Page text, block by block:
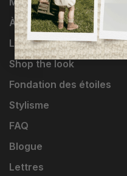
À propos
Livraisons et retours
Shop the look
Fondation des étoiles
Stylisme
FAQ
Blogue
Lettres